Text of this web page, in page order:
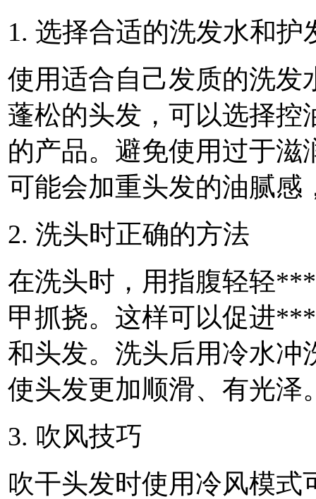
1. 选择合适的洗发水和护
使用适合自己发质的洗发
蓬松的头发，可以选择
的产品。避免使用过于滋
可能会加重头发的油腻感
2. 洗头时正确的方法
在洗头时，用指腹轻轻
甲抓挠。这样可以促进
和头发。洗头后用冷水冲
使头发更加顺滑、有光泽
3. 吹风技巧
吹干头发时使用冷风模式